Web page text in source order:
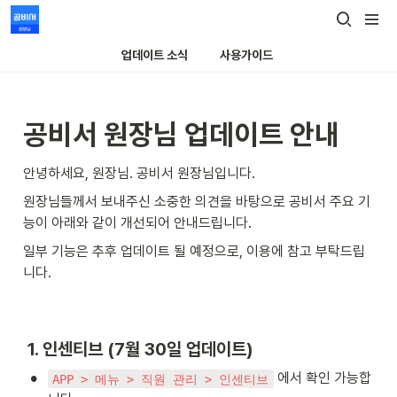
업데이트 소식 사용가이드
공비서 원장님 업데이트 안내
안녕하세요, 원장님. 공비서 원장님입니다.
원장님들께서 보내주신 소중한 의견을 바탕으로 공비서 주요 기
능이 아래와 같이 개선되어 안내드립니다.
일부 기능은 추후 업데이트 될 예정으로, 이용에 참고 부탁드립
니다.
1. 인센티브 (7월 30일 업데이트)
• APP > 메뉴 > 직원 관리 > 인센티브
에서 확인 가능합